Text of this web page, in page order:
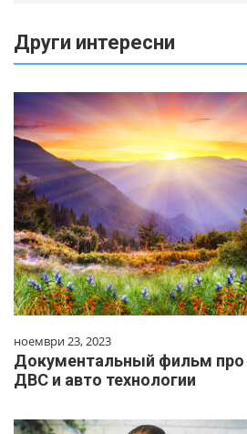
Други интересни
ноември 23, 2023
Документальный фильм про
ДВС и авто технологии